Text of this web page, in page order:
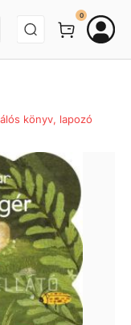
BEJELENTKEZÉS
0
könyv, lapozó